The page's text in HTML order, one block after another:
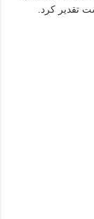
تقدیر کرد.